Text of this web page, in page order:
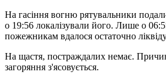
На гасіння вогню рятувальники
о 19:56 локалізували його. Лише о
пожежникам вдалося остаточно
На щастя, постраждалих немає.
загоряння з'ясовується.